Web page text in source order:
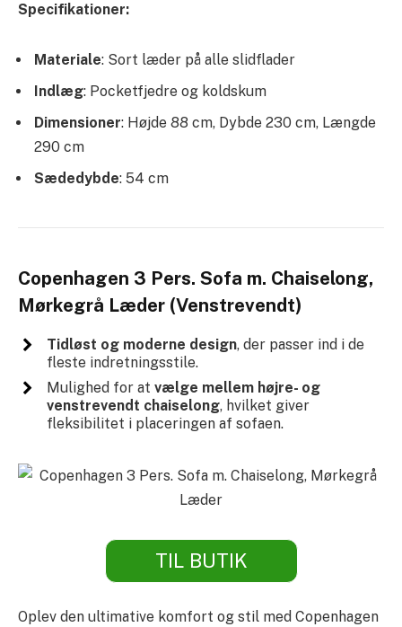
Specifikationer:
Materiale: Sort læder på alle slidflader
Indlæg: Pocketfjedre og koldskum
Dimensioner: Højde 88 cm, Dybde 230 cm, Længde
290 cm
Sædedybde: 54 cm
Copenhagen 3 Pers. Sofa m. Chaiselong,
Mørkegrå Læder (Venstrevendt)
Tidløst og moderne design, der passer ind i de
fleste indretningsstile.
Mulighed for at vælge mellem højre- og
venstrevendt chaiselong, hvilket giver
fleksibilitet i placeringen af sofaen.
TIL BUTIK
Oplev den ultimative komfort og stil med Copenhagen